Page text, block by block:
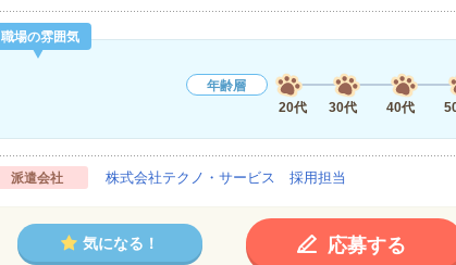
職場の雰囲気
年齢層
20代
30代 40代
派遣会社 株式会社テクノ・サービス 採用担当
気になる！ 応募する